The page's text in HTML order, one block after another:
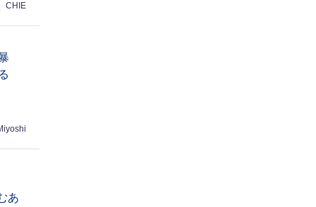
CHIE
あ